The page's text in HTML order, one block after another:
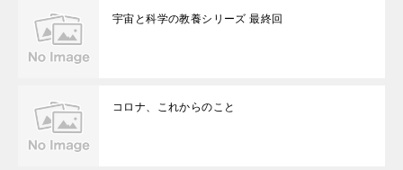
宇宙と科学の教養シリーズ 最終回
コロナ、これからのこと